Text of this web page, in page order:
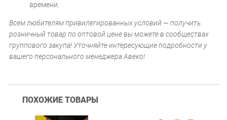
времени.
Всем любителям привилегированных условий — получить
розничный товар по оптовой цене вы можете в сообществах
группового закупа! Уточняйте интересующие подробности у
вашего персонального менеджера Авеко!
ПОХОЖИЕ ТОВАРЫ